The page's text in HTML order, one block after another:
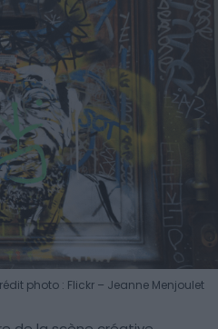
photo : Flickr – Jeanne Menjoulet